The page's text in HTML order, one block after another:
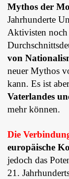
Mythos der
Jahrhunderte
Aktivisten noch
von
neuer Mythos
kann. Es ist
Vaterlandes
mehr können.
Die
europäische
jedoch das
21.